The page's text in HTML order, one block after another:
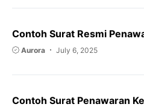
Contoh Surat Resmi
Aurora July 6, 2025
Contoh Surat Penawaran